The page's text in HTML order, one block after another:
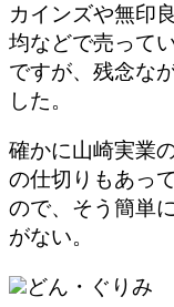
カインズや無印
均などで売って
ですが、残念な
した。
確かに山崎実業
の仕切りもあっ
ので、そう簡単
がない。
どん・ぐりみ